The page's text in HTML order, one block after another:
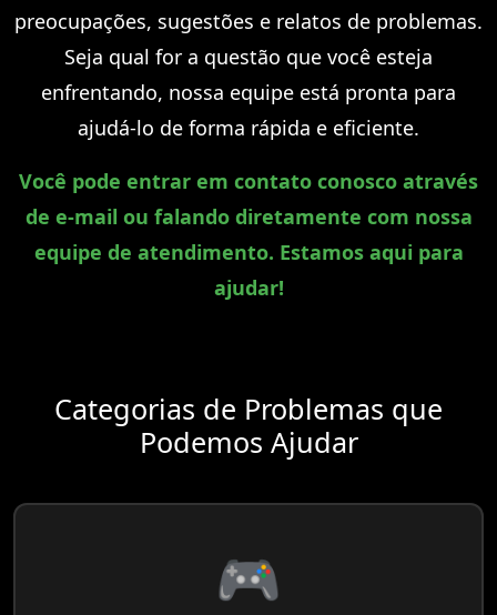
preocupações, sugestões e relatos de problemas.
Seja qual for a questão que você esteja
enfrentando, nossa equipe está pronta para
ajudá-lo de forma rápida e eficiente.
Você pode entrar em contato conosco através
de e-mail ou falando diretamente com nossa
equipe de atendimento. Estamos aqui para
ajudar!
Categorias de Problemas que
Podemos Ajudar
🎮